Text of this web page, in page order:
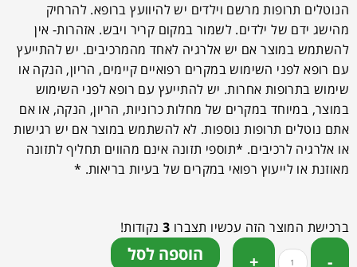
הנוטלים תרופות מרשם וילדים יש להיוועץ ברופא. להרחיק
מהישג ידם של ילדים. לשמור במקום קריר ויבש. אזהרות- אין
להשתמש במוצר אם יש אלרגיה לאחד מהמרכיבים. יש להתייעץ
עם רופא לפני השימוש במקרים רפואיים קיימים, הריון, הנקה או
שימוש בתרופות אחרות. יש להתייעץ עם רופא לפני השימוש
במוצר, במיוחד במקרים של מחלות כרוניות, הריון, הנקה, או אם
אתם נוטלים תרופות נוספות. לא להשתמש במוצר אם יש רגישות
או אלרגיה לרכיבים. *תוספי תזונה אינם מהווים תחליף לתזונה
מאוזנת או לייעוץ רפואי במקרים של בעיות בריאות. *
ברכישת המוצר הזה עכשיו תצברו 3 נקודות!
הוספה לסל